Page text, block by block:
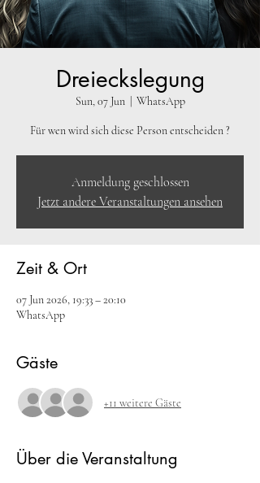
Dreieckslegung
Sun, 07 Jun
  |
WhatsApp
Für wen wird sich diese Person entscheiden ?
Anmeldung geschlossen
Jetzt andere Veranstaltungen ansehen
Zeit & Ort
07 Jun 2026, 19:33 – 20:10
WhatsApp
Gäste
+11 weitere Gäste
Über die Veranstaltung